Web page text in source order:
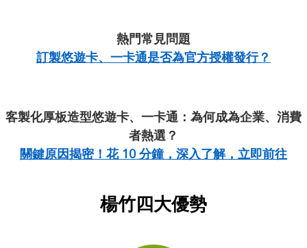
熱門常見問題
訂製悠遊卡、一卡通是否為官方授權發行？
客製化厚板造型悠遊卡、一卡通：為何成為企業、消費
者熱選？
關鍵原因揭密！花 10 分鐘，深入了解，立即前往
楊竹四大優勢